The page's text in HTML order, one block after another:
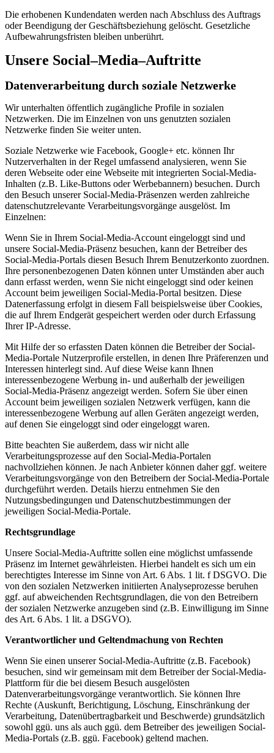
Die erhobenen Kundendaten werden nach Abschluss des Auftrags
oder Beendigung der Geschäftsbeziehung gelöscht. Gesetzliche
Aufbewahrungsfristen bleiben unberührt.
Unsere Social–Media–Auftritte
Datenverarbeitung durch soziale Netzwerke
Wir unterhalten öffentlich zugängliche Profile in sozialen
Netzwerken. Die im Einzelnen von uns genutzten sozialen
Netzwerke finden Sie weiter unten.
Soziale Netzwerke wie Facebook, Google+ etc. können Ihr
Nutzerverhalten in der Regel umfassend analysieren, wenn Sie
deren Webseite oder eine Webseite mit integrierten Social-Media-
Inhalten (z.B. Like-Buttons oder Werbebannern) besuchen. Durch
den Besuch unserer Social-Media-Präsenzen werden zahlreiche
datenschutzrelevante Verarbeitungsvorgänge ausgelöst. Im
Einzelnen:
Wenn Sie in Ihrem Social-Media-Account eingeloggt sind und
unsere Social-Media-Präsenz besuchen, kann der Betreiber des
Social-Media-Portals diesen Besuch Ihrem Benutzerkonto zuordnen.
Ihre personenbezogenen Daten können unter Umständen aber auch
dann erfasst werden, wenn Sie nicht eingeloggt sind oder keinen
Account beim jeweiligen Social-Media-Portal besitzen. Diese
Datenerfassung erfolgt in diesem Fall beispielsweise über Cookies,
die auf Ihrem Endgerät gespeichert werden oder durch Erfassung
Ihrer IP-Adresse.
Mit Hilfe der so erfassten Daten können die Betreiber der Social-
Media-Portale Nutzerprofile erstellen, in denen Ihre Präferenzen und
Interessen hinterlegt sind. Auf diese Weise kann Ihnen
interessenbezogene Werbung in- und außerhalb der jeweiligen
Social-Media-Präsenz angezeigt werden. Sofern Sie über einen
Account beim jeweiligen sozialen Netzwerk verfügen, kann die
interessenbezogene Werbung auf allen Geräten angezeigt werden,
auf denen Sie eingeloggt sind oder eingeloggt waren.
Bitte beachten Sie außerdem, dass wir nicht alle
Verarbeitungsprozesse auf den Social-Media-Portalen
nachvollziehen können. Je nach Anbieter können daher ggf. weitere
Verarbeitungsvorgänge von den Betreibern der Social-Media-Portale
durchgeführt werden. Details hierzu entnehmen Sie den
Nutzungsbedingungen und Datenschutzbestimmungen der
jeweiligen Social-Media-Portale.
Rechtsgrundlage
Unsere Social-Media-Auftritte sollen eine möglichst umfassende
Präsenz im Internet gewährleisten. Hierbei handelt es sich um ein
berechtigtes Interesse im Sinne von Art. 6 Abs. 1 lit. f DSGVO. Die
von den sozialen Netzwerken initiierten Analyseprozesse beruhen
ggf. auf abweichenden Rechtsgrundlagen, die von den Betreibern
der sozialen Netzwerke anzugeben sind (z.B. Einwilligung im Sinne
des Art. 6 Abs. 1 lit. a DSGVO).
Verantwortlicher und Geltendmachung von Rechten
Wenn Sie einen unserer Social-Media-Auftritte (z.B. Facebook)
besuchen, sind wir gemeinsam mit dem Betreiber der Social-Media-
Plattform für die bei diesem Besuch ausgelösten
Datenverarbeitungsvorgänge verantwortlich. Sie können Ihre
Rechte (Auskunft, Berichtigung, Löschung, Einschränkung der
Verarbeitung, Datenübertragbarkeit und Beschwerde) grundsätzlich
sowohl ggü. uns als auch ggü. dem Betreiber des jeweiligen Social-
Media-Portals (z.B. ggü. Facebook) geltend machen.